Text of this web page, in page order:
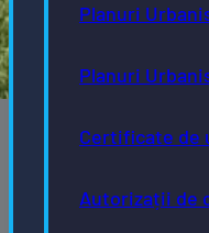
Planuri
Planuri
Certificate de
Autorizații de